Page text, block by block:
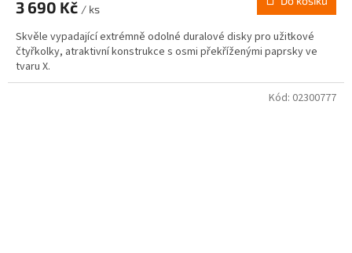
3 690 Kč / ks
Skvěle vypadající extrémně odolné duralové disky pro užitkové
čtyřkolky, atraktivní konstrukce s osmi překříženými paprsky ve
tvaru X.
Kód: 02300777